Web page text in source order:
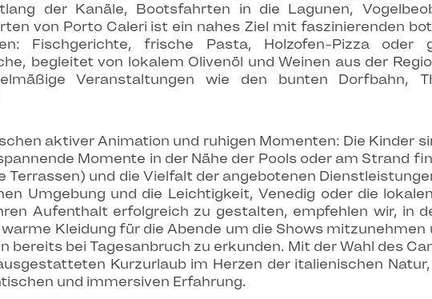
der Kanäle, Bootsfahrten in die Lagunen,
von Porto Caleri ist ein nahes Ziel mit faszinierenden
Fischgerichte, frische Pasta, Holzofen-Pizza oder
begleitet von lokalem Olivenöl und Weinen aus der
Veranstaltungen wie den bunten Dorfbahn,
aktiver Animation und ruhigen Momenten: Die Kinder
Momente in der Nähe der Pools oder am Strand
und die Vielfalt der angebotenen
Umgebung und die Leichtigkeit, Venedig oder die
Aufenthalt erfolgreich zu gestalten, empfehlen wir, in
Kleidung für die Abende um die Shows mitzunehmen
bei Tagesanbruch zu erkunden. Mit der Wahl des
Kurzurlaub im Herzen der italienischen
und immersiven Erfahrung.